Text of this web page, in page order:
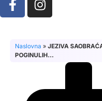
Naslovna » JEZIVA
POGINULIH…